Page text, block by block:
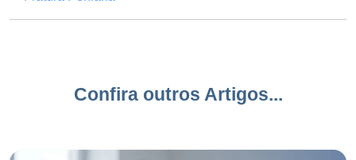
Confira outros Artigos...